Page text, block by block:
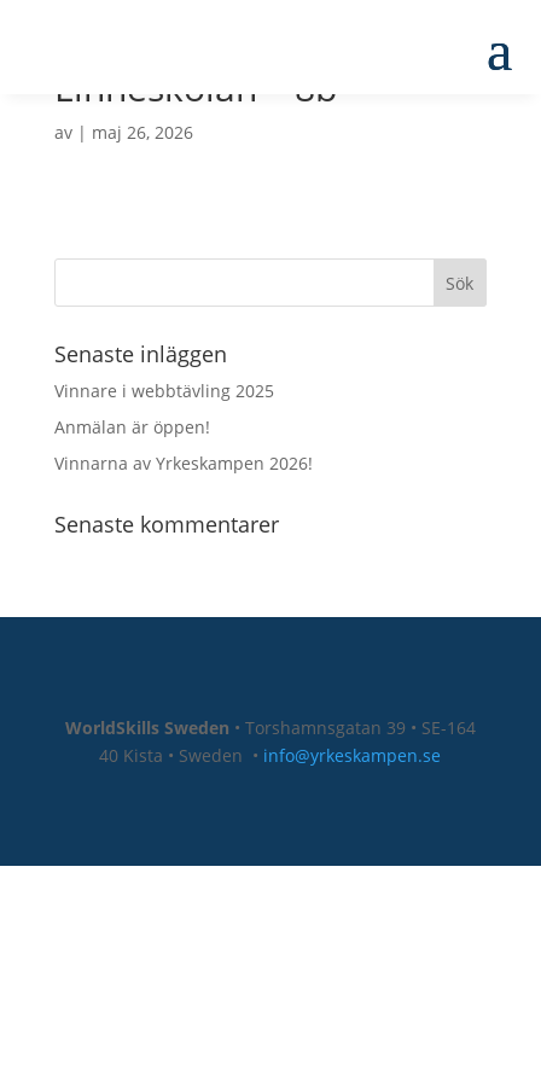
Linnéskolan – 8b
av | maj 26, 2026
Senaste inläggen
Vinnare i webbtävling 2025
Anmälan är öppen!
Vinnarna av Yrkeskampen 2026!
Senaste kommentarer
WorldSkills Sweden • Torshamnsgatan 39 • SE-164
40 Kista • Sweden • info@yrkeskampen.se